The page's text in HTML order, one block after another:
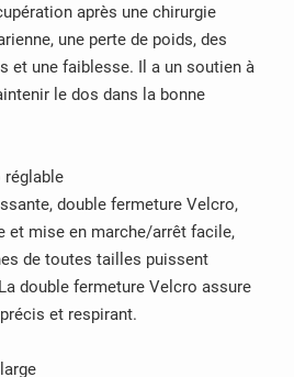
après une chirurgie
une perte de poids, des
et une faiblesse. Il a un soutien à
le dos dans la bonne
réglable
double fermeture Velcro,
et mise en marche/arrêt facile,
de toutes tailles puissent
double fermeture Velcro assure
et respirant.